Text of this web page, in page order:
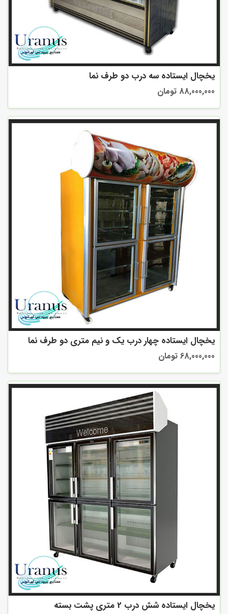
یخچال ایستاده سه درب دو طرف نما
88,000,000 تومان
یخچال ایستاده چهار درب یک و نیم متری دو طرف نما
68,000,000 تومان
یخچال ایستاده شش درب 2 متری پشت بسته